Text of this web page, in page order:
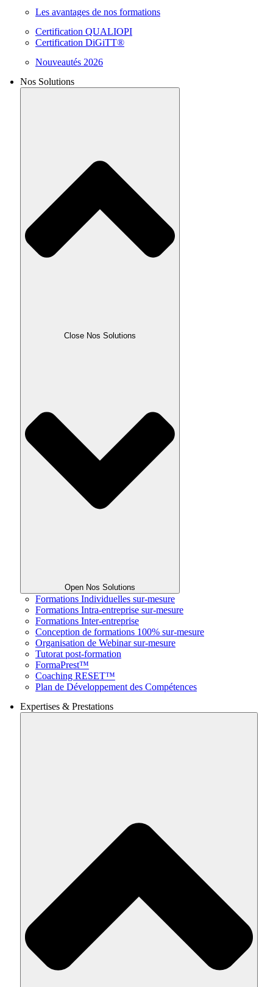
Les avantages de nos formations
Certification QUALIOPI
Certification DiGiTT®
Nouveautés 2026
Nos Solutions
Close Nos Solutions
Open Nos Solutions
Formations Individuelles sur-mesure
Formations Intra-entreprise sur-mesure
Formations Inter-entreprise
Conception de formations 100% sur-mesure
Organisation de Webinar sur-mesure
Tutorat post-formation
FormaPrest™
Coaching RESET™
Plan de Développement des Compétences
Expertises & Prestations